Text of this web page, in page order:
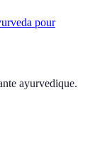
pour
ayurvedique.